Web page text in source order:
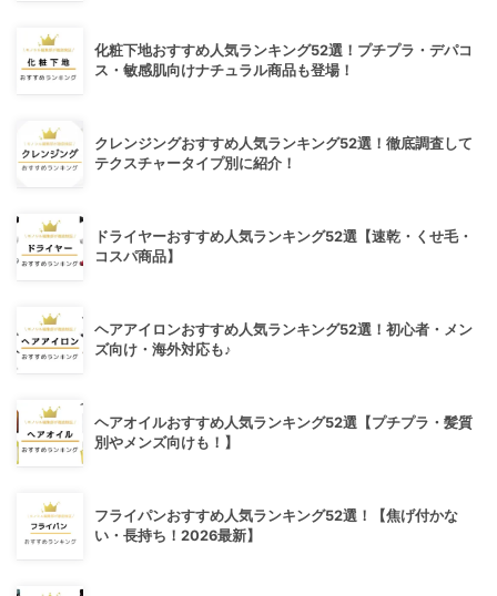
化粧下地おすすめ人気ランキング52選！プチプラ・デパコ
ス・敏感肌向けナチュラル商品も登場！
クレンジングおすすめ人気ランキング52選！徹底調査して
テクスチャータイプ別に紹介！
ドライヤーおすすめ人気ランキング52選【速乾・くせ毛・
コスパ商品】
ヘアアイロンおすすめ人気ランキング52選！初心者・メン
ズ向け・海外対応も♪
ヘアオイルおすすめ人気ランキング52選【プチプラ・髪質
別やメンズ向けも！】
フライパンおすすめ人気ランキング52選！【焦げ付かな
い・長持ち！2026最新】